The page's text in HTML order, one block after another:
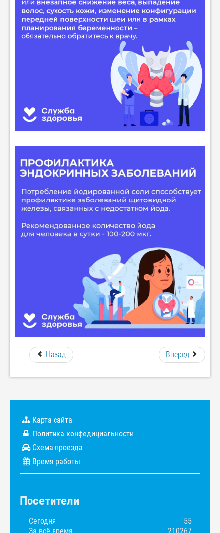
Назад Вперед
Карта сайта
Политика конфедициальности
Схема проезда
Время работы
Посетители
Сегодня
55
За всё время
210267